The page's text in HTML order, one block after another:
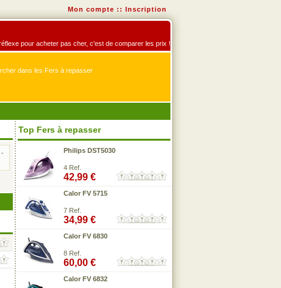
Mon compte :: Inscription
pour acheter pas cher, c'est de comparer les prix !
dans les Fers à repasser
-
Top Fers à repasser
Philips DST5030
4 Ref.
42,99 €
Calor FV 5715
7 Ref.
34,99 €
Calor FV 6830
8 Ref.
60,00 €
Calor FV 6832